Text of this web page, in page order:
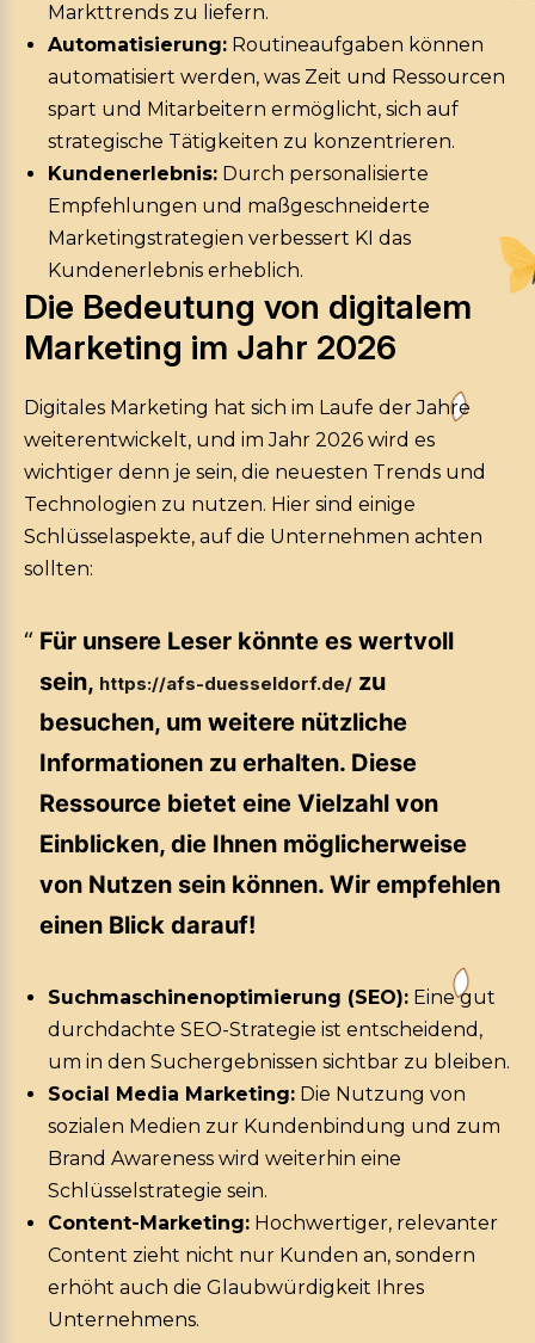
Markttrends zu liefern.
Automatisierung: Routineaufgaben können
automatisiert werden, was Zeit und Ressourcen
spart und Mitarbeitern ermöglicht, sich auf
strategische Tätigkeiten zu konzentrieren.
Kundenerlebnis: Durch personalisierte
Empfehlungen und maßgeschneiderte
Marketingstrategien verbessert KI das
Kundenerlebnis erheblich.
Die Bedeutung von digitalem
Marketing im Jahr 2026
Digitales Marketing hat sich im Laufe der Jahre
weiterentwickelt, und im Jahr 2026 wird es
wichtiger denn je sein, die neuesten Trends und
Technologien zu nutzen. Hier sind einige
Schlüsselaspekte, auf die Unternehmen achten
sollten:
Für unsere Leser könnte es wertvoll
sein, https://afs-duesseldorf.de/zu
besuchen, um weitere nützliche
Informationen zu erhalten. Diese
Ressource bietet eine Vielzahl von
Einblicken, die Ihnen möglicherweise
von Nutzen sein können. Wir empfehlen
einen Blick darauf!
Suchmaschinenoptimierung (SEO): Eine gut
durchdachte SEO-Strategie ist entscheidend,
um in den Suchergebnissen sichtbar zu bleiben.
Social Media Marketing: Die Nutzung von
sozialen Medien zur Kundenbindung und zum
Brand Awareness wird weiterhin eine
Schlüsselstrategie sein.
Content-Marketing: Hochwertiger, relevanter
Content zieht nicht nur Kunden an, sondern
erhöht auch die Glaubwürdigkeit Ihres
Unternehmens.